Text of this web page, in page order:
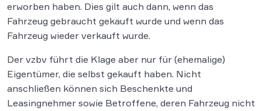
erworben haben. Dies gilt auch dann, wenn das
Fahrzeug gebraucht gekauft wurde und wenn das
Fahrzeug wieder verkauft wurde.
Der vzbv führt die Klage aber nur für (ehemalige)
Eigentümer, die selbst gekauft haben. Nicht
anschließen können sich Beschenkte und
Leasingnehmer sowie Betroffene, deren Fahrzeug nicht